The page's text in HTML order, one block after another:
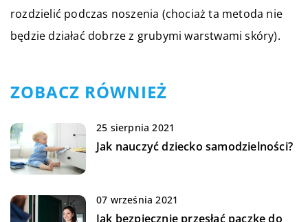
rozdzielić podczas noszenia (chociaż ta metoda nie
będzie działać dobrze z grubymi warstwami skóry).
ZOBACZ RÓWNIEŻ
25 sierpnia 2021
Jak nauczyć dziecko samodzielności?
07 września 2021
Jak bezpiecznie przesłać paczkę do